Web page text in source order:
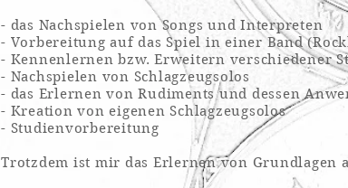
- das Nachspielen von Songs und Interpreten
- Vorbereitung auf das Spiel in einer Band
- Kennenlernen bzw. Erweitern verschiedener
- Nachspielen von Schlagzeugsolos
- das Erlernen von Rudiments und dessen
- Kreation von eigenen Schlagzeugsolos
- Studienvorbereitung
Trotzdem ist mir das Erlernen von Grundlagen